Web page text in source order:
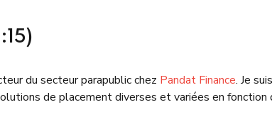
du secteur parapublic chez Pandat Finance. Je
de placement diverses et variées en